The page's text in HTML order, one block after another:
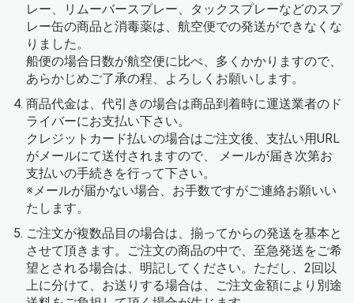
レー、リムーバースプレー、タックスプレーなどのスプ
レー缶の商品と消毒薬は、航空便での発送ができなくな
りました。
船便の場合日数が航空便に比べ、多くかかりますので、
あらかじめご了承の程、よろしくお願いします。
商品代金は、代引きの場合は商品到着時に運送業者のド
ライバーにお支払い下さい。
クレジットカード払いの場合はご注文後、支払い用URL
がメールにて送付されますので、 メールが届き次第お
支払いの手続きを行って下さい。
※メールが届かない場合、お手数ですがご連絡お願いい
たします。
ご注文が複数品目の場合は、揃ってからの発送を基本と
させて頂きます。ご注文の商品の中で、至急発送をご希
望とされる場合は、明記してください。ただし、2回以
上に分けて、お送りする場合は、ご注文金額により別途